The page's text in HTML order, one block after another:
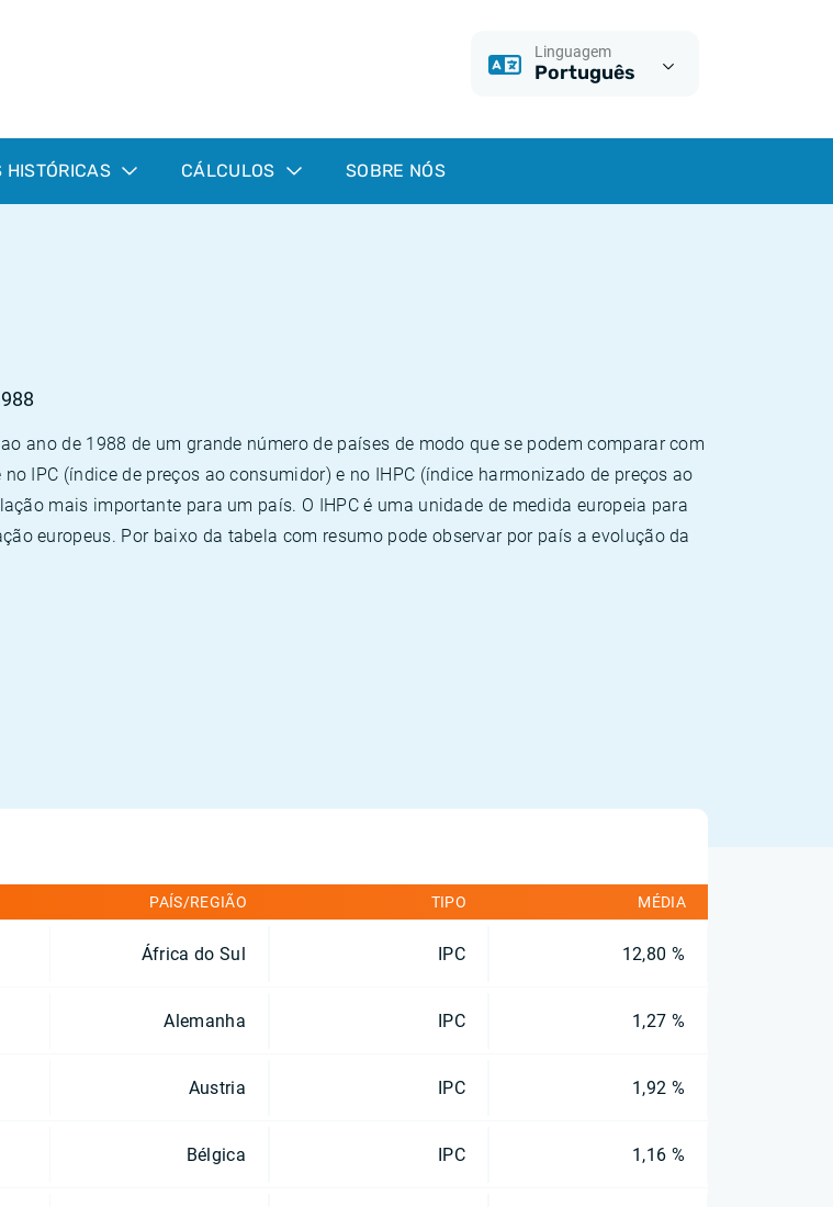
Linguagem
Português
HISTÓRICAS CÁLCULOS SOBRE NÓS
ano de 1988 de um grande número de países de modo que se podem comparar com
IPC (índice de preços ao consumidor) e no IHPC (índice harmonizado de preços ao
mais importante para um país. O IHPC é uma unidade de medida europeia para
europeus. Por baixo da tabela com resumo pode observar por país a evolução da
PAÍS/REGIÃO TIPO MÉDIA
África do Sul IPC 12,80 %
Alemanha IPC 1,27 %
Austria IPC 1,92 %
Bélgica IPC 1,16 %